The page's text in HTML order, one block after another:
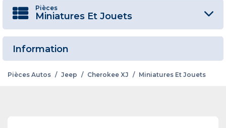
Pièces
Miniatures Et Jouets
Information
Pièces Autos / Jeep / Cherokee XJ / Miniatures Et Jouets